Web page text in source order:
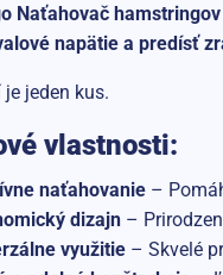
Naťahovač hamstringov
napätie a predísť
jeden kus.
vlastnosti:
naťahovanie–
dizajn–
využitie– Skvelé